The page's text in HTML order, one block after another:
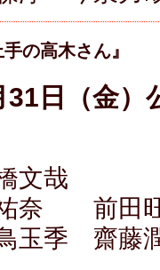
の高木さん』
日（金）
文哉
奈 前田旺
玉季 齋藤